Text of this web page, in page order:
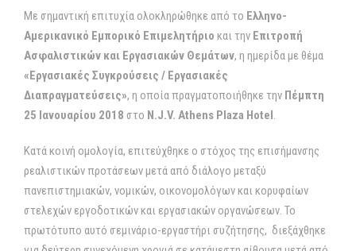
Με σημαντική επιτυχία ολοκληρώθηκε από το Ελληνο-
Αμερικανικό Εμπορικό Επιμελητήριο και την Επιτροπή
Ασφαλιστικών και Εργασιακών Θεμάτων, η ημερίδα με θέμα
«Εργασιακές Συγκρούσεις / Εργασιακές
Διαπραγματεύσεις», η οποία πραγματοποιήθηκε την Πέμπτη
25 Ιανουαρίου 2018 στο N.J.V. Athens Plaza Hotel.
Κατά κοινή ομολογία, επιτεύχθηκε ο στόχος της επισήμανσης
ρεαλιστικών προτάσεων μετά από διάλογο μεταξύ
πανεπιστημιακών, νομικών, οικονομολόγων και κορυφαίων
στελεχών εργοδοτικών και εργασιακών οργανώσεων. Το
πρωτότυπο αυτό σεμινάριο-εργαστήρι συζήτησης, διεξάχθηκε